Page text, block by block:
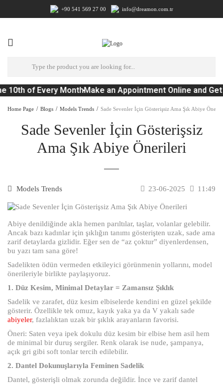
+90 541 569 27 00 info@dreamon.com.tr
10th of Every MonthMake an Appointment Online and Get
Home Page Blogs Models Trends Sade Sevenler İçin Gösterişsiz Ama Şık Abiye
Sade Sevenler İçin Gösterişsiz
Ama Şık Abiye Önerileri
Models Trends 23-06-2025 11:49
Abiye denildiğinde akla hemen parıltılar, taşlar, volanlar gelebilir.
Ancak bazı kadınlar için şıklığın tanımı gösterişten uzak, sade ama
zarif detaylarda gizlidir. Eğer sen de “az çoktur” diyenlerdensen,
bu yazı tam sana göre!
Sadelikten ödün vermeden etkileyici görünmenin yollarını, model
önerileriyle birlikte paylaşıyoruz.
1. Düz Kesim, Minimal Detaylar = Zamansız Şıklık
Sadelik ve zarafet, düz kesim elbiselerde kendini en güzel şekilde
gösterir. Özellikle tek omuz, kayık yaka ya da V yakalı sade
abiyeler, fazlalıktan uzak bir şıklık arayanların favorisi.
Öneri: Saten veya ipek dokulu düz kesim bir elbise hem asil hem
de minimal bir duruş sergiler. Renk olarak ise nude, şampanya,
açık gri gibi soft tonlar tercih edilebilir.
2. Dantel Dokunuşlarıyla Feminen Sadelik
Dantel, gösterişli olmak zorunda değildir. İnce ve zarif dantel